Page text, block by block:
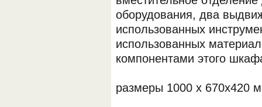
оборудования, два
использованных
использованных
компонентами этого
размеры 1000 х 670x420